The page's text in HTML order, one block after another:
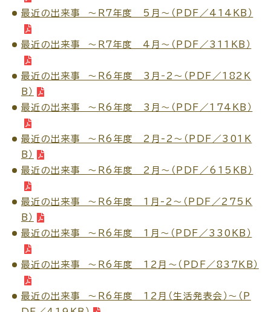
高齢者・介護
おくやみ
届出・手続・申請 税金
最近の出来事 ～Ｒ７年度 5月～（PDF／414KB）
最近の出来事 ～Ｒ７年度 4月～（PDF／311KB）
最近の出来事 ～Ｒ6年度 3月‐2～（PDF／182K
B）
最近の出来事 ～Ｒ6年度 3月～（PDF／174KB）
最近の出来事 ～Ｒ6年度 2月-2～（PDF／301K
B）
最近の出来事 ～Ｒ6年度 2月～（PDF／615KB）
最近の出来事 ～Ｒ6年度 1月-2～（PDF／275K
B）
最近の出来事 ～Ｒ6年度 1月～（PDF／330KB）
最近の出来事 ～Ｒ6年度 12月～（PDF／837KB）
最近の出来事 ～Ｒ6年度 12月（生活発表会）～（P